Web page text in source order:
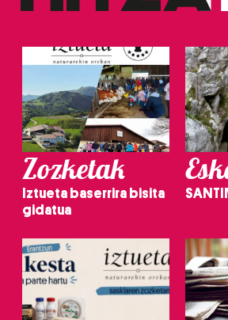
Zozketak
Iztueta baserrira bisita
gidatua